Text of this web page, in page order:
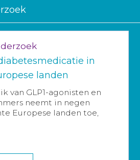
in
landen
van GLP1-agonisten en
neemt in negen
Europese landen toe,